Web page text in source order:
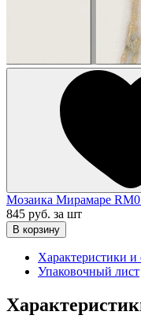
Мозаика Мирамаре
845 руб. за шт
В корзину
Характеристики и
Упаковочный лист